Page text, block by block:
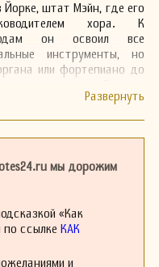
Йорке, штат Мэйн, где его
хора. К
он освоил все
инструменты, но
или фортепиано до
с доктором Лоуэллом
бесплатным singing-
в которых исполняли
он отправился в
гармонию, композицию,
музыку у
мы дорожим
«Как
по ссылке КАК
и